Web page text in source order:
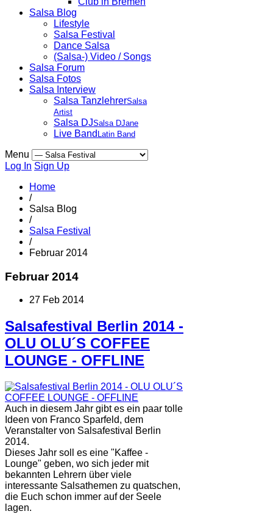
Salsa Blog
Lifestyle
Salsa Festival
Dance Salsa
(Salsa-) Video / Songs
Salsa Forum
Salsa Fotos
Salsa Interview
Salsa TanzlehrerSalsa
Artist
Salsa DJSalsa DJane
Live Band Latin Band
Menu
Log In Sign Up
Home
/
Salsa Blog
/
Salsa Festival
/
Februar 2014
Februar 2014
27 Feb 2014
Salsafestival Berlin 2014 -
OLU OLU´S COFFEE
LOUNGE - OFFLINE
Auch in diesem Jahr gibt es ein paar tolle
Ideen von Franco Sparfeld, dem
Veranstalter von Salsafestival Berlin
2014.
Dieses Jahr soll es eine "Kaffee -
Lounge" geben, wo sich jeder mit
bekannten Lehrern über viele
interessante Salsathemen zu quatschen,
die Euch schon immer auf der Seele
lagen.